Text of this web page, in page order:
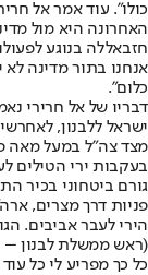
כולו". עוד אמר אל
האחרונה היא מול
חזבאללה בנוגע
אנחנו בתור מדינה לא
כלום״.
דבריו של אל חרירי
ישראל ללבנון, לאחר
מצד צה"ל במעל מאה
בעקבות ירי הטילים
גורם ביטחוני בכיר
פניות דרך מצרים,
הירי לעבר אביבים.
(ראש ממשלת לבנון –
כל כך מפריע לי כל